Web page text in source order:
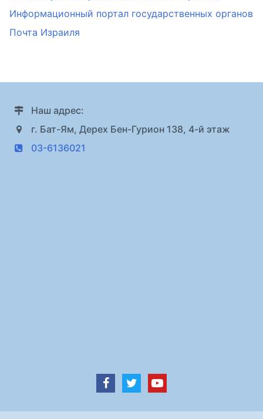
Информационный портал государственных органов
Почта Израиля
Наш адрес:
г. Бат-Ям, Дерех Бен-Гурион 138, 4-й этаж
03-6136021